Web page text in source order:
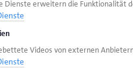
Dienste erweitern die Funktionalität
Videos von externen